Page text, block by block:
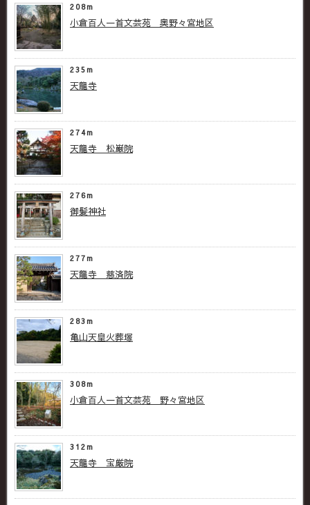
208m
小倉百人一首文芸苑 奥野々宮地区
235m
天龍寺
274m
天龍寺 松巌院
276m
御髪神社
277m
天龍寺 慈済院
283m
亀山天皇火葬塚
308m
小倉百人一首文芸苑 野々宮地区
312m
天龍寺 宝厳院